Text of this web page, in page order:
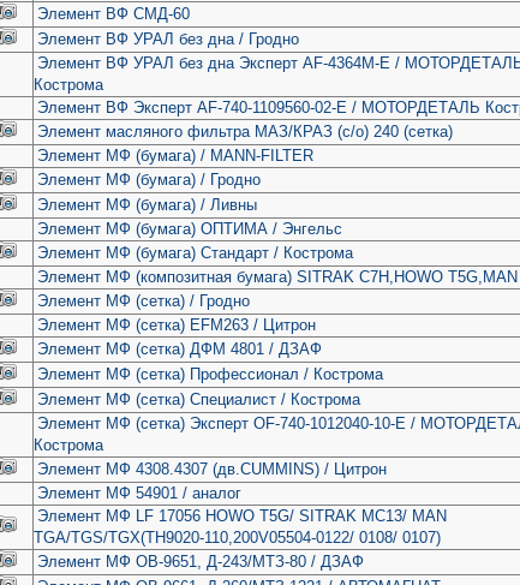
Элемент ВФ СМД-60
Элемент ВФ УРАЛ без дна / Гродно
Элемент ВФ УРАЛ без дна Эксперт AF-4364M-E /
Кострома
Элемент ВФ Эксперт AF-740-1109560-02-E / МОТОРДЕТАЛЬ
Элемент масляного фильтра МАЗ/КРАЗ (с/о) 240 (сетка)
Элемент МФ (бумага) / MANN-FILTER
Элемент МФ (бумага) / Гродно
Элемент МФ (бумага) / Ливны
Элемент МФ (бумага) ОПТИМА / Энгельс
Элемент МФ (бумага) Стандарт / Кострома
Элемент МФ (композитная бумага) SITRAK C7H,HOWO T5G,MAN
Элемент МФ (сетка) / Гродно
Элемент МФ (сетка) EFM263 / Цитрон
Элемент МФ (сетка) ДФМ 4801 / ДЗАФ
Элемент МФ (сетка) Профессионал / Кострома
Элемент МФ (сетка) Специалист / Кострома
Элемент МФ (сетка) Эксперт OF-740-1012040-10-E /
Кострома
Элемент МФ 4308.4307 (дв.CUMMINS) / Цитрон
Элемент МФ 54901 / аналог
Элемент МФ LF 17056 HOWO T5G/ SITRAK MC13/ MAN
TGA/TGS/TGX(TH9020-110,200V05504-0122/ 0108/ 0107)
Элемент МФ OB-9651, Д-243/МТЗ-80 / ДЗАФ